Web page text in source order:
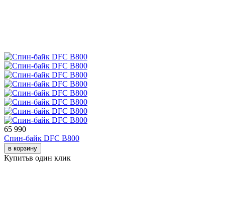
65 990
Спин-байк DFC B800
в корзину
Купитьв один клик